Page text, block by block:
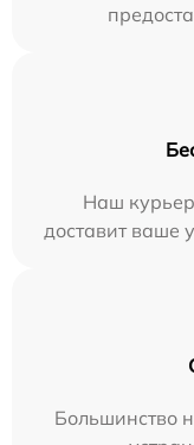
Наш
доставит ваше
Большинство